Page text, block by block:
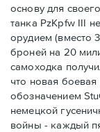
основу для
танка PzKpfw III
орудием (вместо
броней на 20
самоходка
что новая
обозначением
немецкой
войны - каждый